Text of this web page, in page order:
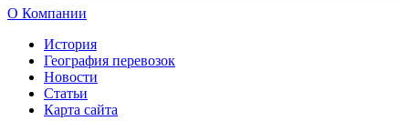
О Компании
История
География перевозок
Новости
Статьи
Карта сайта